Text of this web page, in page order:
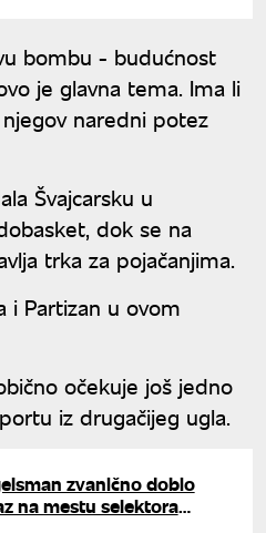
bombu - budućnost
je glavna tema. Ima li
naredni potez
Švajcarsku u
dok se na
trka za pojačanjima.
i Partizan u ovom
očekuje još jedno
iz drugačijeg ugla.
zvanično dobio
na mestu selektora